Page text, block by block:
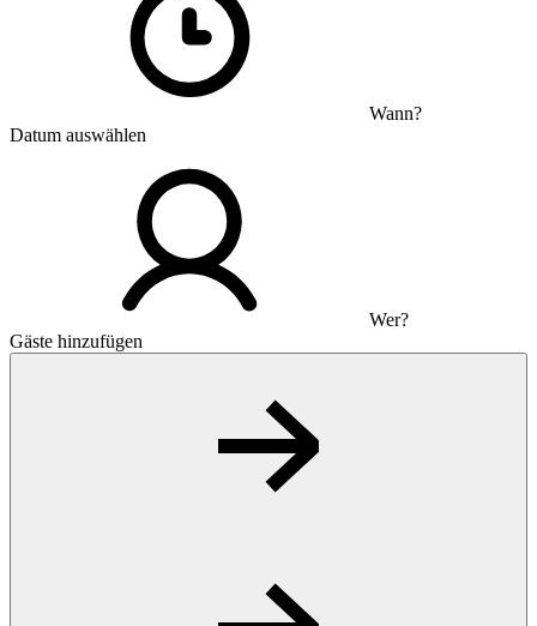
Wann?
Datum auswählen
Wer?
Gäste hinzufügen